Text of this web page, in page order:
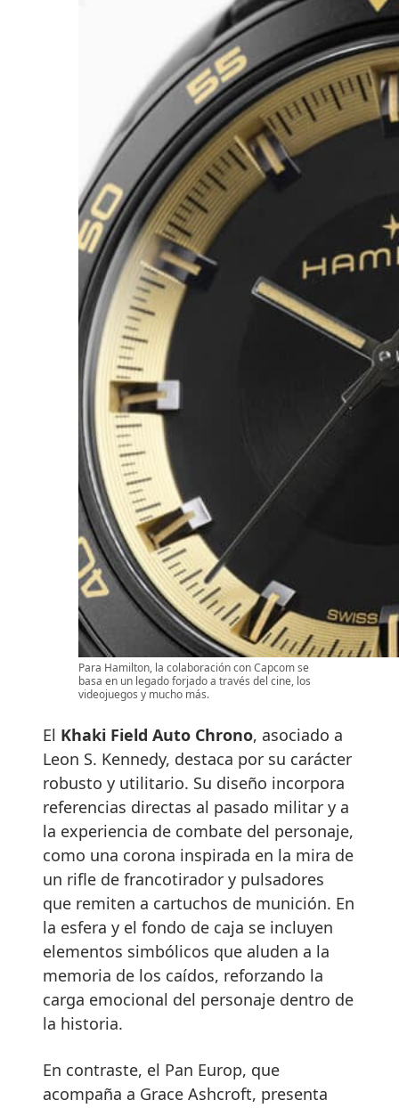
Para Hamilton, la colaboración con Capcom se
basa en un legado forjado a través del cine, los
videojuegos y mucho más.
El Khaki Field Auto Chrono, asociado a
Leon S. Kennedy, destaca por su carácter
robusto y utilitario. Su diseño incorpora
referencias directas al pasado militar y a
la experiencia de combate del personaje,
como una corona inspirada en la mira de
un rifle de francotirador y pulsadores
que remiten a cartuchos de munición. En
la esfera y el fondo de caja se incluyen
elementos simbólicos que aluden a la
memoria de los caídos, reforzando la
carga emocional del personaje dentro de
la historia.
En contraste, el Pan Europ, que
acompaña a Grace Ashcroft, presenta